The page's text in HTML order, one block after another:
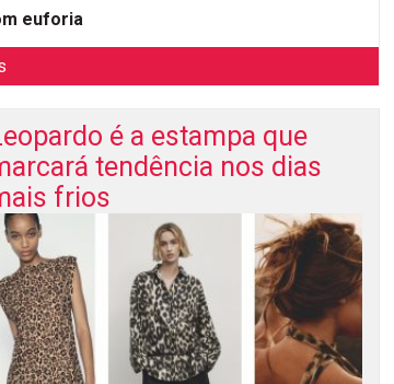
euforia
é a estampa que
tendência nos dias
frios